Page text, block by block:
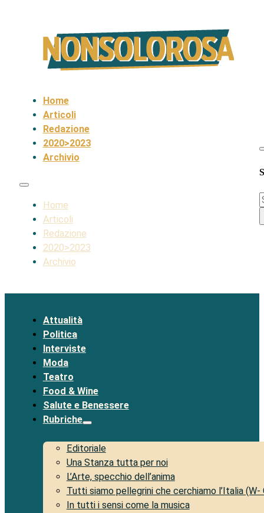
Home
Articoli
Redazione
2020>2023
Archivio
Home
Articoli
Redazione
2020>2023
Archivio
Attualità
Politica
Interviste
Moda
Teatro
Food & Wine
Salute e Benessere
Rubriche
Editoriale
Una Stanza tutta per noi
L’Arte, specchio dell’anima
Tutti siamo pellegrini che cerchiamo l’Italia (W-
In tutti i sensi come la musica